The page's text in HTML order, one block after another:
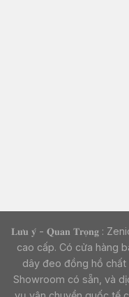
𝐋𝐮̛𝐮 𝐲́ - 𝐐𝐮𝐚𝐧 𝐓𝐫𝐨̣𝐧𝐠 :
cao cấp. Có cửa hàng
dây đeo đồng hồ chất
Showroom có sẵn, và